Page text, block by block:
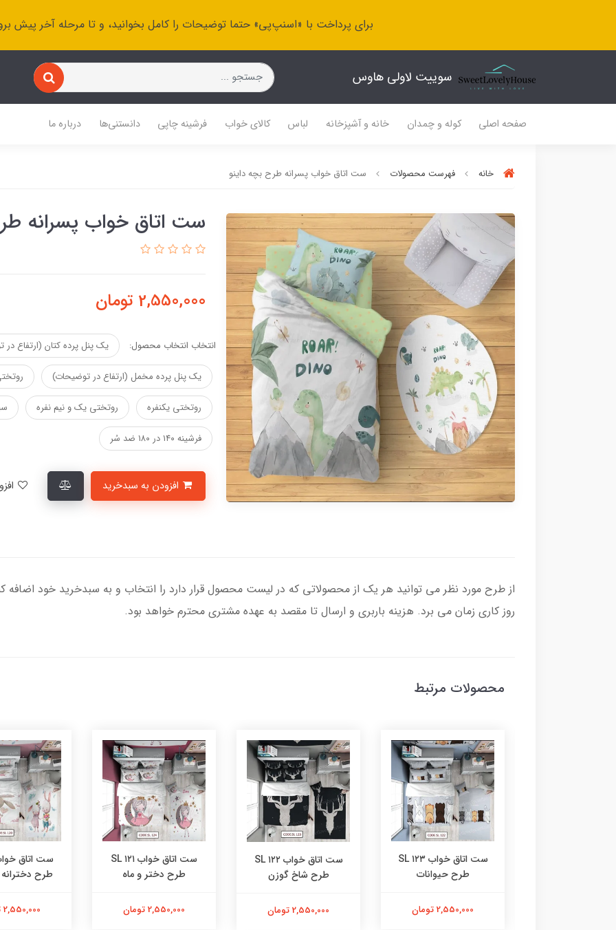
برای پرداخت با «اسنپ‌پی» حتما توضیحات را کامل بخوانید، و تا مرحله آخر پیش
سوییت لاولی هاوس
صفحه اصلی کوله و چمدان خانه و آشپزخانه لباس کالای خواب فرشینه چاپی دانستنی‌ها درباره ما
خانه فهرست محصولات ست اتاق خواب پسرانه طرح بچه داینو
ست اتاق خواب پسرانه
2,550,000 تومان
انتخاب انتخاب محصول: یک پنل پرده کتان (ارتفاع
یک پنل پرده مخمل (ارتفاع در توضیحات)
روتختی یکنفره روتختی یک و نیم نفره
فرشینه ۱۴۰ در ۱۸۰ ضد سُر
روز کاری زمان می برد. هزینه باربری و ارسال تا مقصد به عهده مشتری محترم خواهد بود.
محصولات مرتبط
ست اتاق خواب ۱۲۳ SL
طرح حیوانات
2,550,000 تومان
ست اتاق خواب ۱۲۲ SL
طرح شاخ گوزن
2,550,000 تومان
ست اتاق خواب ۱۲۱ SL
طرح دختر و ماه
2,550,000 تومان
طرح
2,550,000 تومان